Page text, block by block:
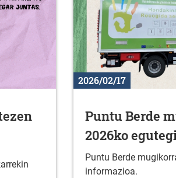
2026/02/17
Puntu Berde
2026ko
Puntu Berde
informazioa.